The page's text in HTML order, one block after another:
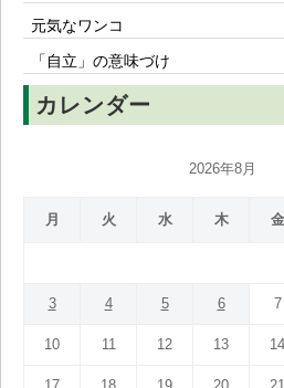
元気なワンコ
「自立」の意味づけ
カレンダー
2026年8月
月 火 水 木 金
3 4 5 6 7
10 11 12 13 14